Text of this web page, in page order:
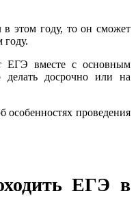
в этом году, то он сможет
году.
ЕГЭ вместе с основным
досрочно или на
особенностях проведения
ЕГЭ в